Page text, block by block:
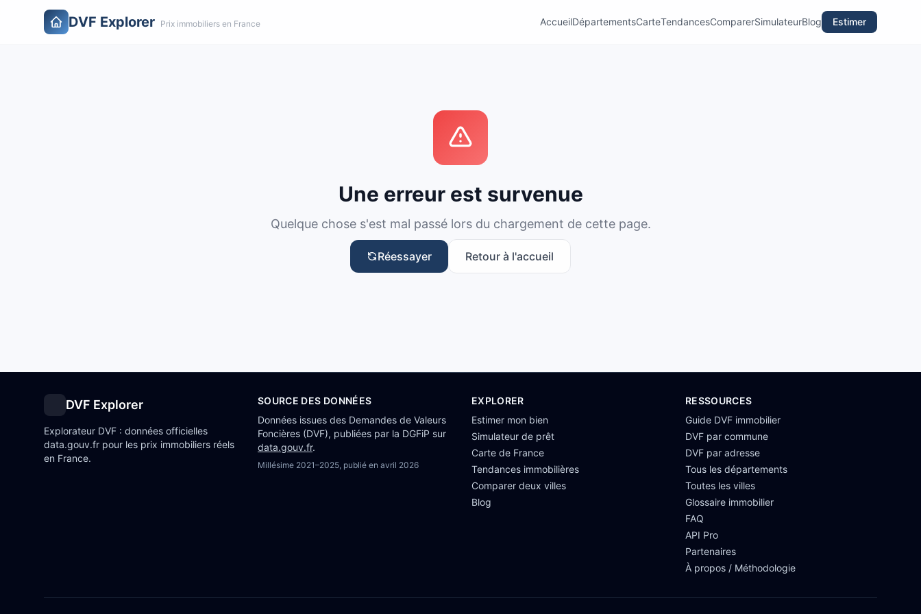
DVF Explorer Prix immobiliers en France AccueilDépartementsCarteTendancesComparerSimulateurBlog Estimer
Une erreur est survenue
Quelque chose s'est mal passé lors du chargement de cette page.
Réessayer Retour à l'accueil
DVF Explorer
Explorateur DVF : données officielles
data.gouv.fr pour les prix immobiliers réels
en France.
SOURCE DES DONNÉES
Données issues des Demandes de Valeurs
Foncières (DVF), publiées par la DGFiP sur
data.gouv.fr.
Millésime 2021–2025, publié en avril 2026
EXPLORER
Estimer mon bien
Simulateur de prêt
Carte de France
Tendances immobilières
Comparer deux villes
Blog
RESSOURCES
Guide DVF immobilier
DVF par commune
DVF par adresse
Tous les départements
Toutes les villes
Glossaire immobilier
FAQ
API Pro
Partenaires
À propos / Méthodologie